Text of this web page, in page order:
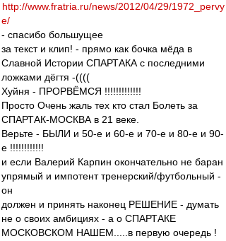
http://www.fratria.ru/news/2012/04/29/1972_pervy
e/
- спасибо большущее
за текст и клип! - прямо как бочка мёда в
Славной Истории СПАРТАКА с последними
ложками дёгтя -((((
Хуйня - ПРОРВЁМСЯ !!!!!!!!!!!!!
Просто Очень жаль тех кто стал Болеть за
СПАРТАК-МОСКВА в 21 веке.
Верьте - БЫЛИ и 50-е и 60-е и 70-е и 80-е и 90-
е !!!!!!!!!!!!
и если Валерий Карпин окончательно не баран
упрямый и импотент тренерский/футбольный -
он
должен и принять наконец РЕШЕНИЕ - думать
не о своих амбициях - а о СПАРТАКЕ
МОСКОВСКОМ НАШЕМ.....в первую очередь !